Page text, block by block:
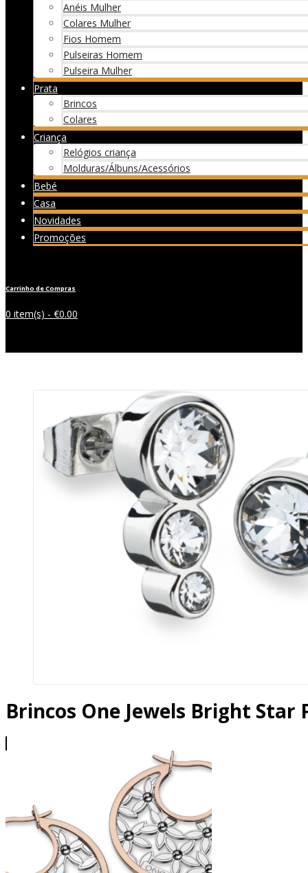
Anéis Mulher
Colares Mulher
Fios Homem
Pulseiras Homem
Pulseira Mulher
Prata
Brincos
Colares
Criança
Relógios criança
Molduras/Álbuns/Acessórios
Bebé
Casa
Novidades
Promoções
Carrinho de Compras
0 item(s) - €0.00
Brincos One Jewels Bright Star